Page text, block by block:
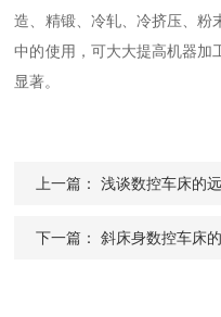
造、精锻、冷轧、冷挤压、粉
中的使用，可大大提高机器加
显著。
上一篇：浅谈数控车床的
下一篇：斜床身数控车床